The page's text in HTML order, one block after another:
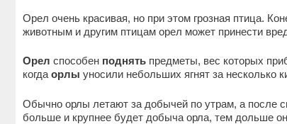
Орел очень красивая, но при этом грозная птица.
животным и другим птицам орел может принести
Орел способен поднять предметы, вес которых
когда орлы уносили небольших ягнят за несколько
Обычно орлы летают за добычей по утрам, а после
больше и крупнее будет добыча орла, тем дольше